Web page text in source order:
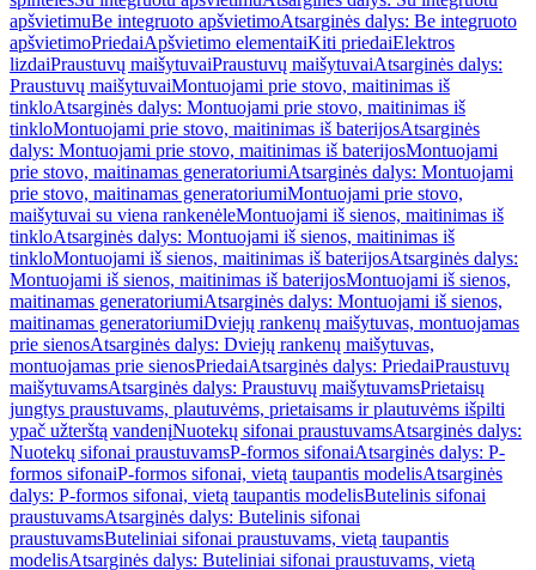
apšvietimuBe integruoto apšvietimoAtsarginės dalys: Be integruoto
apšvietimoPriedaiApšvietimo elementaiKiti priedaiElektros
lizdaiPraustuvų maišytuvaiPraustuvų maišytuvaiAtsarginės dalys:
Praustuvų maišytuvaiMontuojami prie stovo, maitinimas iš
tinkloAtsarginės dalys: Montuojami prie stovo, maitinimas iš
tinkloMontuojami prie stovo, maitinimas iš baterijosAtsarginės
dalys: Montuojami prie stovo, maitinimas iš baterijosMontuojami
prie stovo, maitinamas generatoriumiAtsarginės dalys: Montuojami
prie stovo, maitinamas generatoriumiMontuojami prie stovo,
maišytuvai su viena rankenėleMontuojami iš sienos, maitinimas iš
tinkloAtsarginės dalys: Montuojami iš sienos, maitinimas iš
tinkloMontuojami iš sienos, maitinimas iš baterijosAtsarginės dalys:
Montuojami iš sienos, maitinimas iš baterijosMontuojami iš sienos,
maitinamas generatoriumiAtsarginės dalys: Montuojami iš sienos,
maitinamas generatoriumiDviejų rankenų maišytuvas, montuojamas
prie sienosAtsarginės dalys: Dviejų rankenų maišytuvas,
montuojamas prie sienosPriedaiAtsarginės dalys: PriedaiPraustuvų
maišytuvamsAtsarginės dalys: Praustuvų maišytuvamsPrietaisų
jungtys praustuvams, plautuvėms, prietaisams ir plautuvėms išpilti
ypač užterštą vandenįNuotekų sifonai praustuvamsAtsarginės dalys:
Nuotekų sifonai praustuvamsP-formos sifonaiAtsarginės dalys: P-
formos sifonaiP-formos sifonai, vietą taupantis modelisAtsarginės
dalys: P-formos sifonai, vietą taupantis modelisButelinis sifonai
praustuvamsAtsarginės dalys: Butelinis sifonai
praustuvamsButeliniai sifonai praustuvams, vietą taupantis
modelisAtsarginės dalys: Buteliniai sifonai praustuvams, vietą